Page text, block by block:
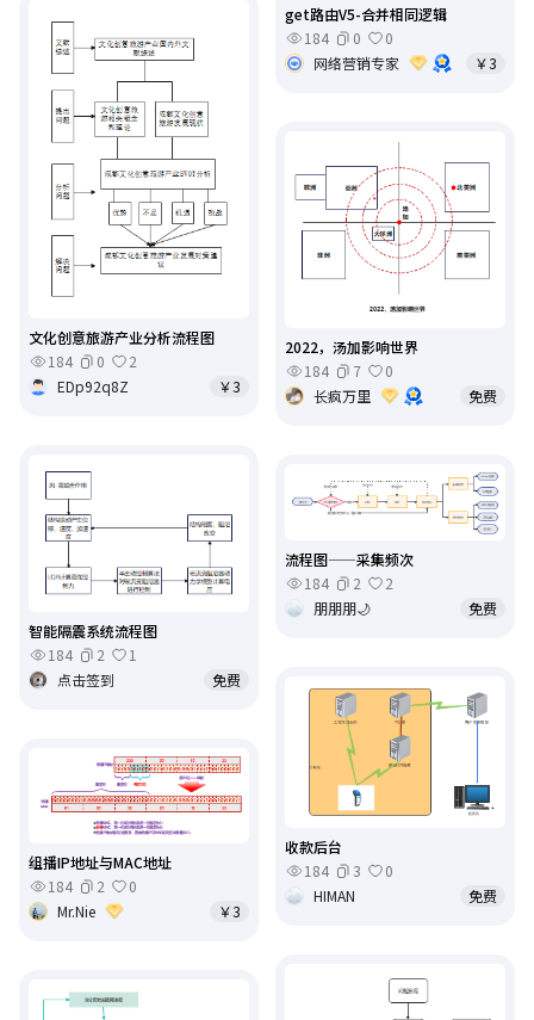
get路由V5-合并相同逻辑
184
0
0
网络营销专家
￥3
文化创意旅游产业分析流程图
184
0
2
EDp92q8Z
￥3
2022，汤加影响世界
184
7
0
长疯万里
免费
智能隔震系统流程图
184
2
1
点击签到
免费
流程图——采集频次
184
2
2
朋朋朋🌙
免费
收款后台
184
3
0
HIMAN
免费
组播IP地址与MAC地址
184
2
0
Mr.Nie
￥3